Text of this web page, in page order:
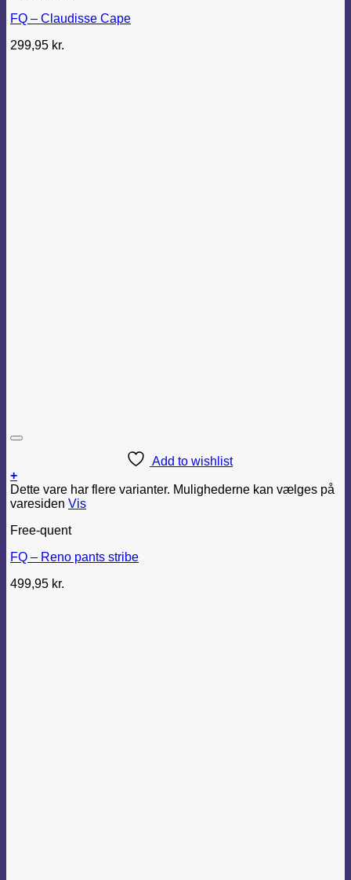
FQ – Claudisse Cape
299,95 kr.
Add to wishlist
+
Dette vare har flere varianter. Mulighederne kan vælges på
varesiden Vis
Free-quent
FQ – Reno pants stribe
499,95 kr.